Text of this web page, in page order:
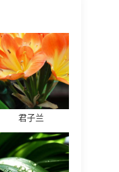
君子兰